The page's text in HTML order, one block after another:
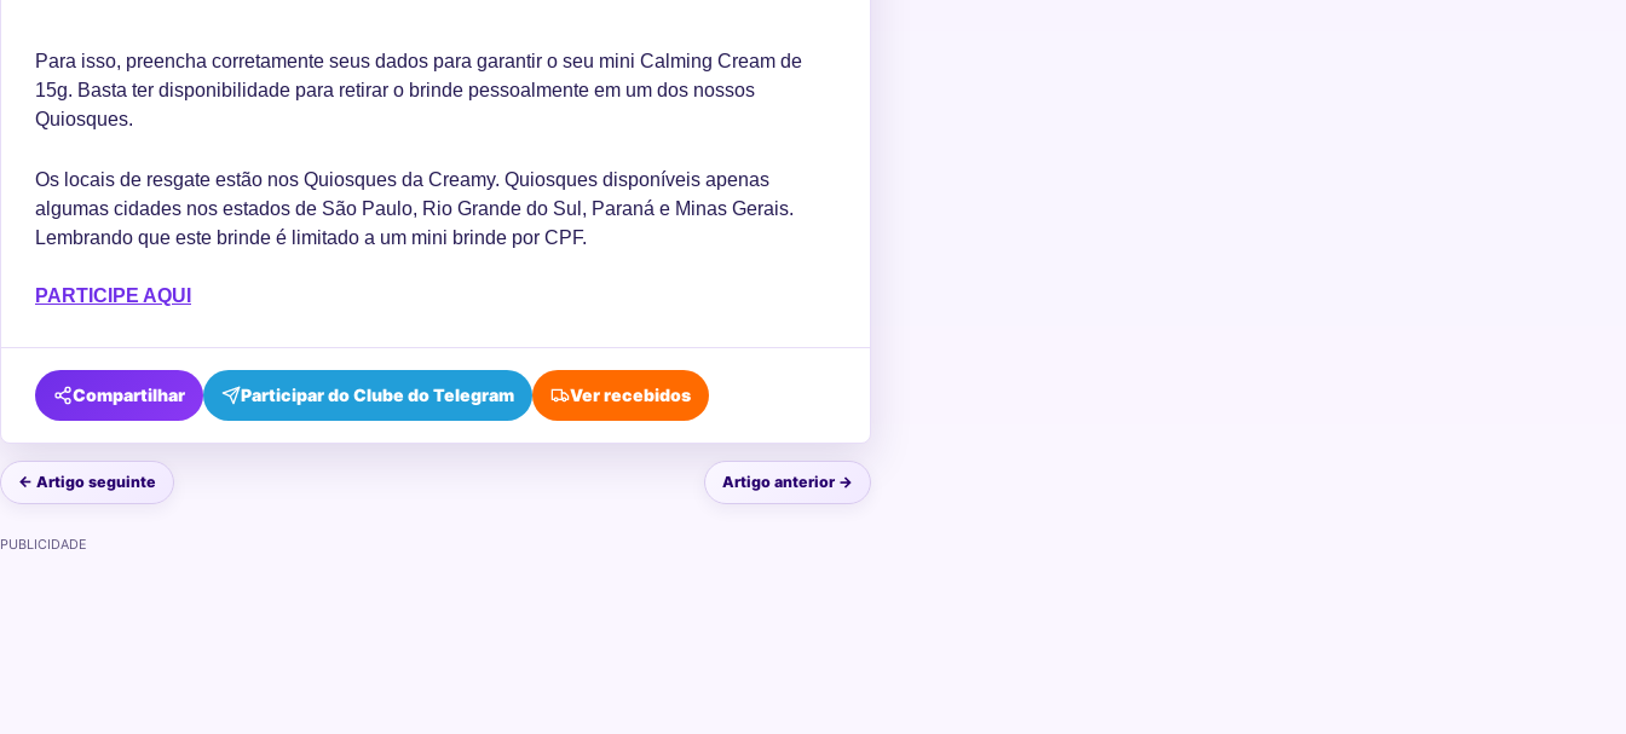
Para isso, preencha corretamente seus dados para garantir o seu mini Calming Cream de
15g. Basta ter disponibilidade para retirar o brinde pessoalmente em um dos nossos
Quiosques.
Os locais de resgate estão nos Quiosques da Creamy. Quiosques disponíveis apenas
algumas cidades nos estados de São Paulo, Rio Grande do Sul, Paraná e Minas Gerais.
Lembrando que este brinde é limitado a um mini brinde por CPF.
PARTICIPE AQUI
Compartilhar Participar do Clube do Telegram Ver recebidos
← Artigo seguinte Artigo anterior →
PUBLICIDADE